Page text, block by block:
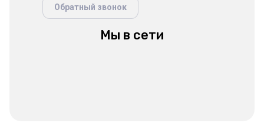
Обратный звонок
Мы в сети